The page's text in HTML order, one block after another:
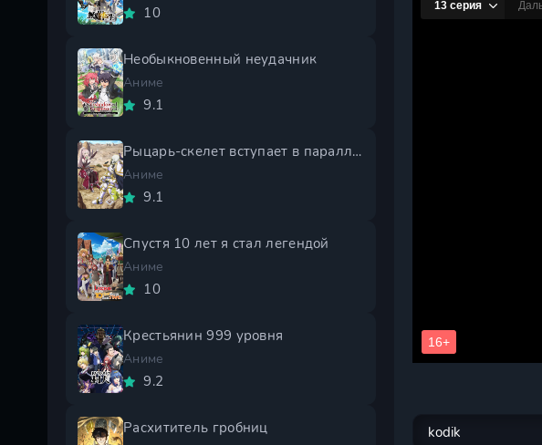
10
Необыкновенный неудачник
Аниме
9.1
Рыцарь-скелет вступает в параллельный мир 2 сезон
Аниме
9.1
Спустя 10 лет я стал легендой
Аниме
10
Крестьянин 999 уровня
Аниме
9.2
Расхититель гробниц